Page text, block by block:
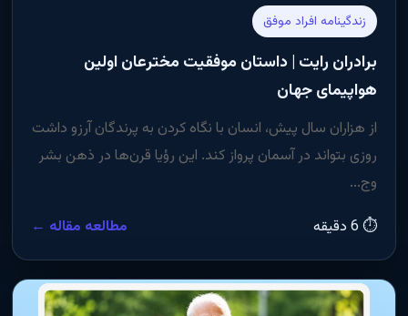
زندگینامه افراد موفق
برادران رایت | داستان موفقیت مخترعان اولین
هواپیمای جهان
از هزاران سال پیش، انسان با نگاه کردن به پرندگان آرزو داشت
روزی بتواند در آسمان پرواز کند. این رؤیا قرن‌ها در ذهن بشر
وج...
⏱ 6 دقیقه
مطالعه مقاله ←